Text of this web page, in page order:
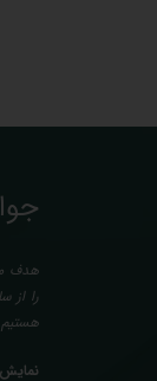
هدف
هستیم
پزشک